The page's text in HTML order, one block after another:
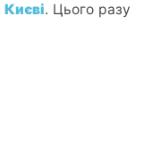
Києві. Цього разу